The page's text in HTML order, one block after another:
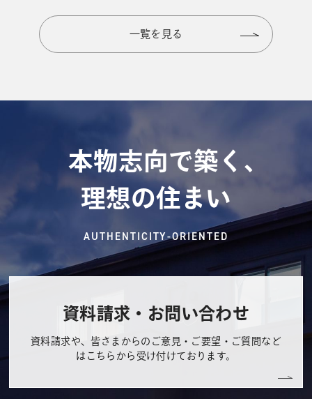
一覧を見る
本物志向で築く、
理想の住まい
AUTHENTICITY-ORIENTED
資料請求・お問い合わせ
資料請求や、皆さまからのご意見・ご要望・ご質問など
はこちらから受け付けております。